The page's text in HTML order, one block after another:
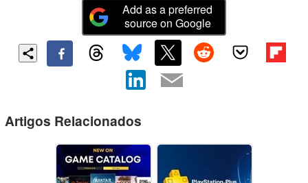
Add as a preferred
source on Google
Artigos Relacionados